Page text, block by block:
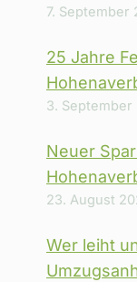
7. September
25 Jahre
3. September
Neuer
23. August
Wer leiht